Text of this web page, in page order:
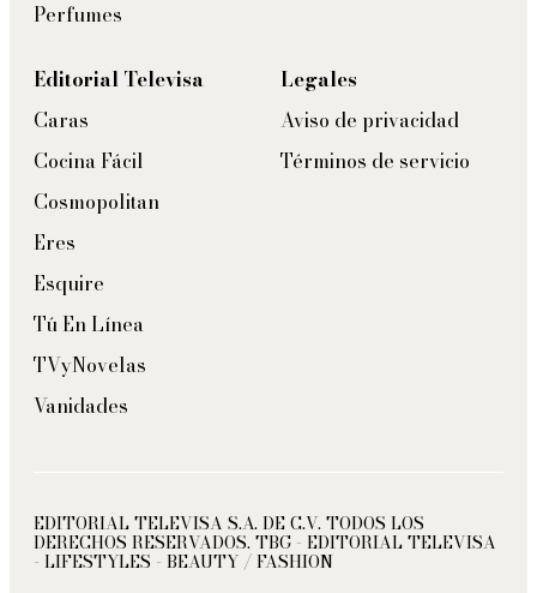
Perfumes
Editorial Televisa
Caras
Cocina Fácil
Cosmopolitan
Eres
Esquire
Tú En Línea
TVyNovelas
Vanidades
Legales
Aviso de privacidad
Términos de servicio
EDITORIAL TELEVISA S.A. DE C.V. TODOS LOS
DERECHOS RESERVADOS. TBG - EDITORIAL TELEVISA
- LIFESTYLES - BEAUTY / FASHION